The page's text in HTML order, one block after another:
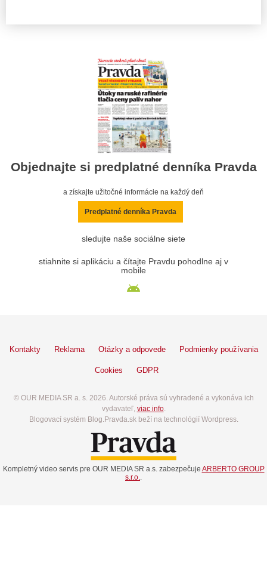
Objednajte si predplatné denníka Pravda
a získajte užitočné informácie na každý deň
Predplatné denníka Pravda
sledujte naše sociálne siete
stiahnite si aplikáciu a čítajte Pravdu pohodlne aj v
mobile
Kontakty Reklama Otázky a odpovede Podmienky používania
Cookies GDPR
© OUR MEDIA SR a. s. 2026. Autorské práva sú vyhradené a vykonáva ich
vydavateľ, viac info.
Blogovací systém Blog.Pravda.sk beží na technológií Wordpress.
Kompletný video servis pre OUR MEDIA SR a.s. zabezpečuje ARBERTO GROUP
s.r.o.